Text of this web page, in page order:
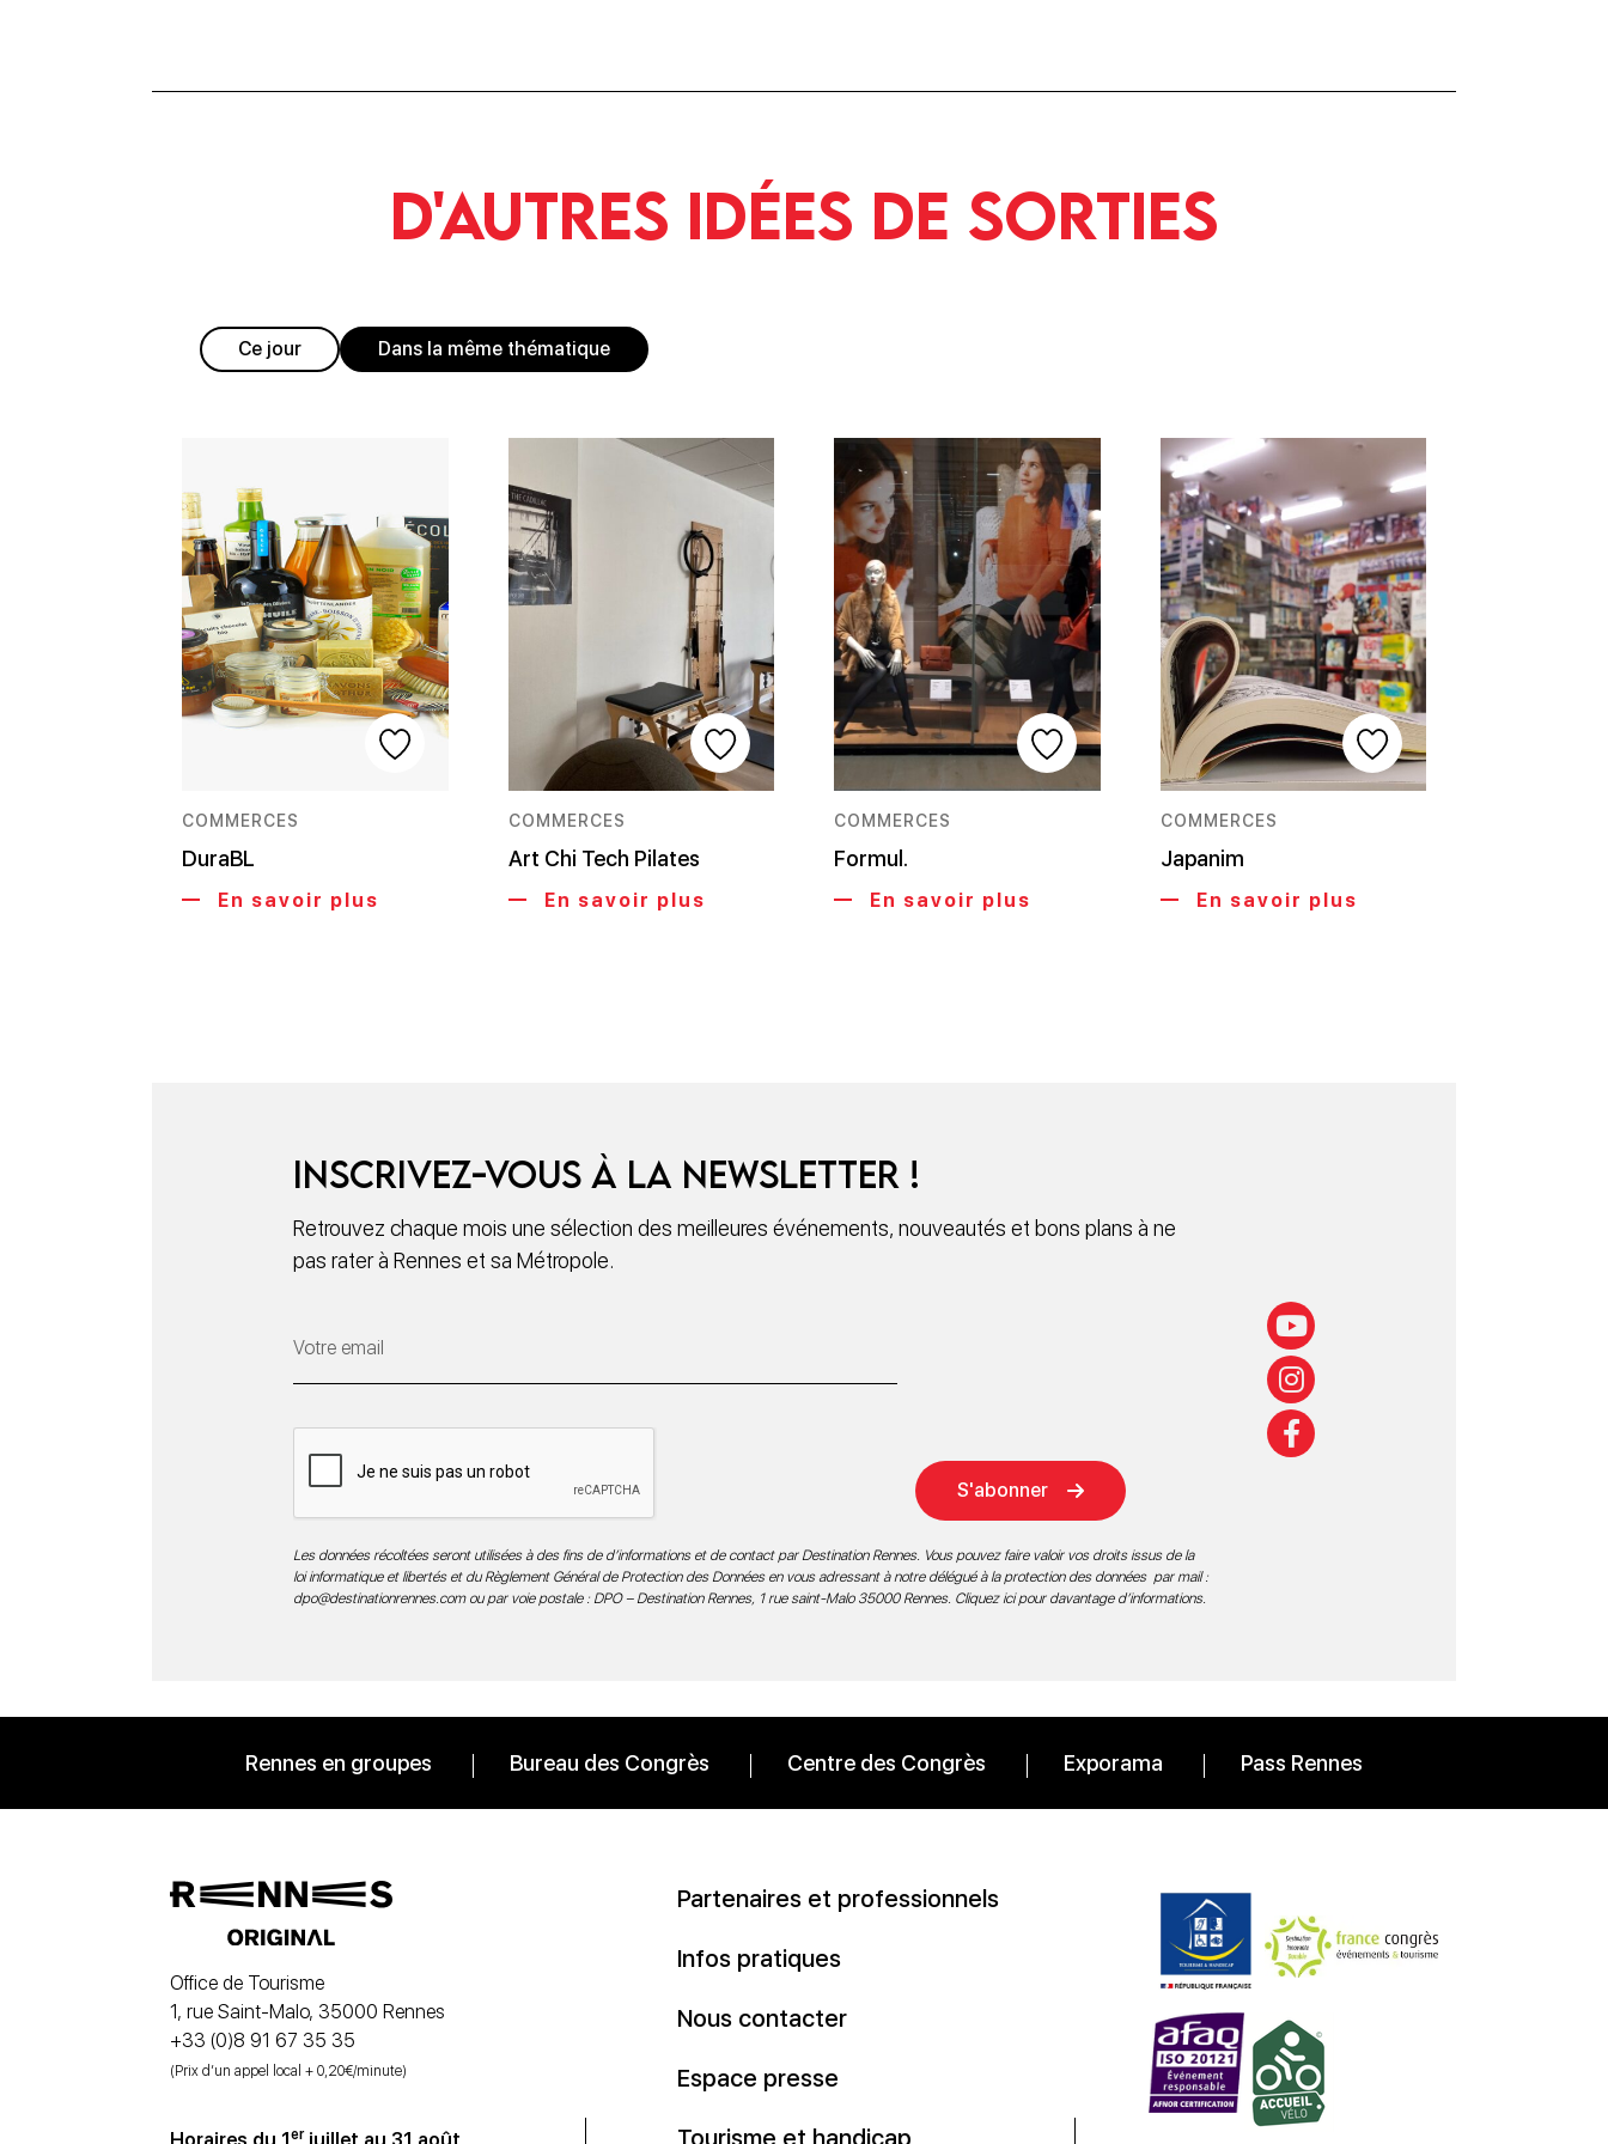
D'autres idées de sorties
Ce jour Dans la même thématique
COMMERCES
DuraBL
En savoir plus
COMMERCES
Art Chi Tech Pilates
En savoir plus
COMMERCES
Formul.
En savoir plus
COMMERCES
Japanim
En savoir plus
Inscrivez-vous à la newsletter !
Retrouvez chaque mois une sélection des meilleures événements, nouveautés et bons plans à ne
pas rater à Rennes et sa Métropole.
S'abonner
Les données récoltées seront utilisées à des fins de d’informations et de contact par Destination Rennes. Vous pouvez faire valoir vos droits issus de la
loi informatique et libertés et du Règlement Général de Protection des Données en vous adressant à notre délégué à la protection des données par mail :
dpo@destinationrennes.comou par voie postale : DPO – Destination Rennes, 1 rue saint-Malo 35000 Rennes. Cliquez ici pour davantage d’informations.
Rennes en groupes Bureau des Congrès Centre des Congrès Exporama Pass Rennes
Office de Tourisme
1, rue Saint-Malo, 35000 Rennes
+33 (0)8 91 67 35 35
(Prix d’un appel local + 0,20€/minute)
er
Partenaires et professionnels
Infos pratiques
Nous contacter
Espace presse